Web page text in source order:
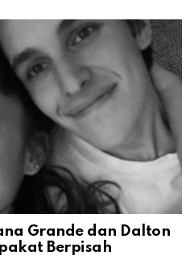
Grande dan Dalton
Berpisah